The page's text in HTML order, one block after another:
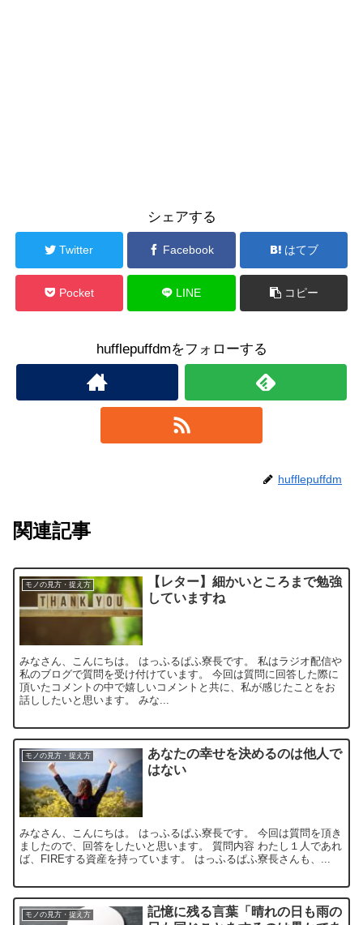
シェアする
Twitter Facebook はてブ
Pocket LINE コピー
hufflepuffdmをフォローする
hufflepuffdm
関連記事
モノの見方・捉え方
【レター】細かいところまで勉強
していますね
みなさん、こんにちは。 はっふるぱふ寮長です。 私はラジオ配信や
私のブログで質問を受け付けています。 今回は質問に回答した際に
頂いたコメントの中で嬉しいコメントと共に、私が感じたことをお
話ししたいと思います。 みな...
モノの見方・捉え方
あなたの幸せを決めるのは他人で
はない
みなさん、こんにちは。 はっふるぱふ寮長です。 今回は質問を頂き
ましたので、回答をしたいと思います。 質問内容 わたし１人であれ
ば、FIREする資産を持っています。 はっふるぱふ寮長さんも、...
モノの見方・捉え方
記憶に残る言葉「晴れの日も雨の